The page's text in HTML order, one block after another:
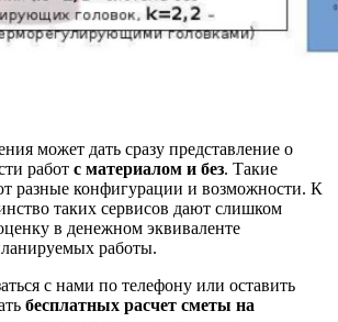
может дать сразу представление о
работ с материалом и без. Такие
разные конфигурации и возможности. К
таких сервисов дают слишком
в денежном эквиваленте
работы.
с нами по телефону или оставить
бесплатных расчет сметы на